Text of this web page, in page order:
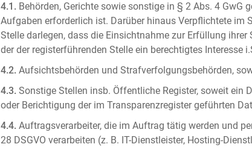
4.1. Behörden, Gerichte sowie sonstige in § 2 Abs. 4
Aufgaben erforderlich ist. Darüber hinaus Verpflichtete im
Stelle darlegen, dass die Einsichtnahme zur Erfüllung
der der registerführenden Stelle ein berechtigtes Interesse
4.2. Aufsichtsbehörden und Strafverfolgungsbehörden,
4.3. Sonstige Stellen insb. Öffentliche Register, soweit ein
oder Berichtigung der im Transparenzregister geführten
4.4. Auftragsverarbeiter, die im Auftrag tätig werden und
28 DSGVO verarbeiten (z. B. IT-Dienstleister, Hosting-